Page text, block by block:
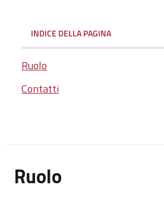
INDICE DELLA PAGINA
Ruolo
Contatti
Ruolo